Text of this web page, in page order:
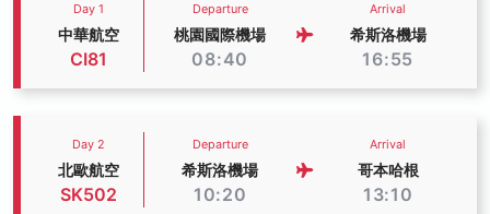
Day 1
中華航空
CI81
Departure
桃園國際機場
08:40
Arrival
希斯洛機場
16:55
Day 2
北歐航空
SK502
Departure
希斯洛機場
10:20
Arrival
哥本哈根
13:10